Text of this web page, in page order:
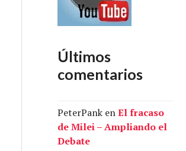
Últimos
comentarios
PeterPank enEl fracaso
de Milei – Ampliando el
Debate